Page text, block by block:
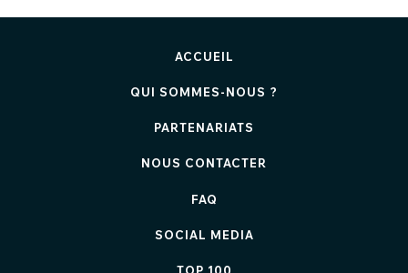
ACCUEIL
QUI SOMMES-NOUS ?
PARTENARIATS
NOUS CONTACTER
FAQ
SOCIAL MEDIA